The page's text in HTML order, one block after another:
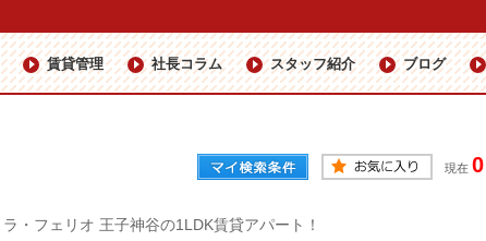
賃貸管理 社長コラム スタッフ紹介 ブログ
現在 0
ラ・フェリオ 王子神谷の1LDK賃貸アパート！